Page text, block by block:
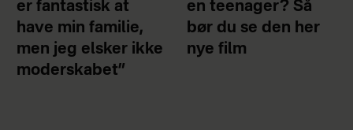
er fantastisk at
have min familie,
men jeg elsker ikke
moderskabet”
en teenager? Så
bør du se den her
nye film